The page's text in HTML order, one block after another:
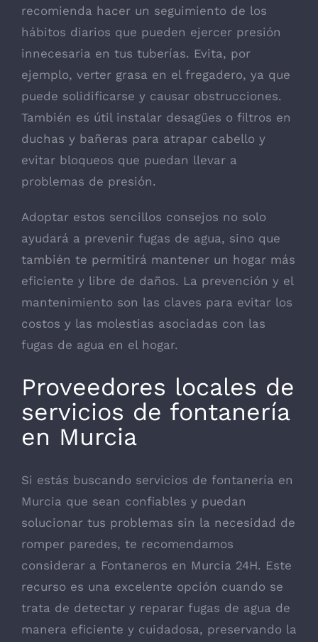
recomienda hacer un seguimiento de los
hábitos diarios que pueden ejercer presión
innecesaria en tus tuberías. Evita, por
ejemplo, verter grasa en el fregadero, ya que
puede solidificarse y causar obstrucciones.
También es útil instalar desagües o filtros en
duchas y bañeras para atrapar cabello y
evitar bloqueos que puedan llevar a
problemas de presión.
Adoptar estos sencillos consejos no solo
ayudará a prevenir fugas de agua, sino que
también te permitirá mantener un hogar más
eficiente y libre de daños. La prevención y el
mantenimiento son las claves para evitar los
costos y las molestias asociadas con las
fugas de agua en el hogar.
Proveedores locales de
servicios de fontanería
en Murcia
Si estás buscando servicios de fontanería en
Murcia que sean confiables y puedan
solucionar tus problemas sin la necesidad de
romper paredes, te recomendamos
considerar a Fontaneros en Murcia 24H. Este
recurso es una excelente opción cuando se
trata de detectar y reparar fugas de agua de
manera eficiente y cuidadosa, preservando la